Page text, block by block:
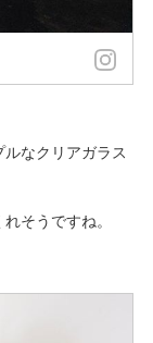
なクリアガラス
そうですね。